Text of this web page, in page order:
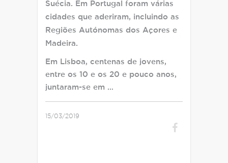
Suécia. Em Portugal foram várias
cidades que aderiram, incluindo as
Regiões Autónomas dos Açores e
Madeira.
Em Lisboa, centenas de jovens,
entre os 10 e os 20 e pouco anos,
juntaram-se em …
15/03/2019